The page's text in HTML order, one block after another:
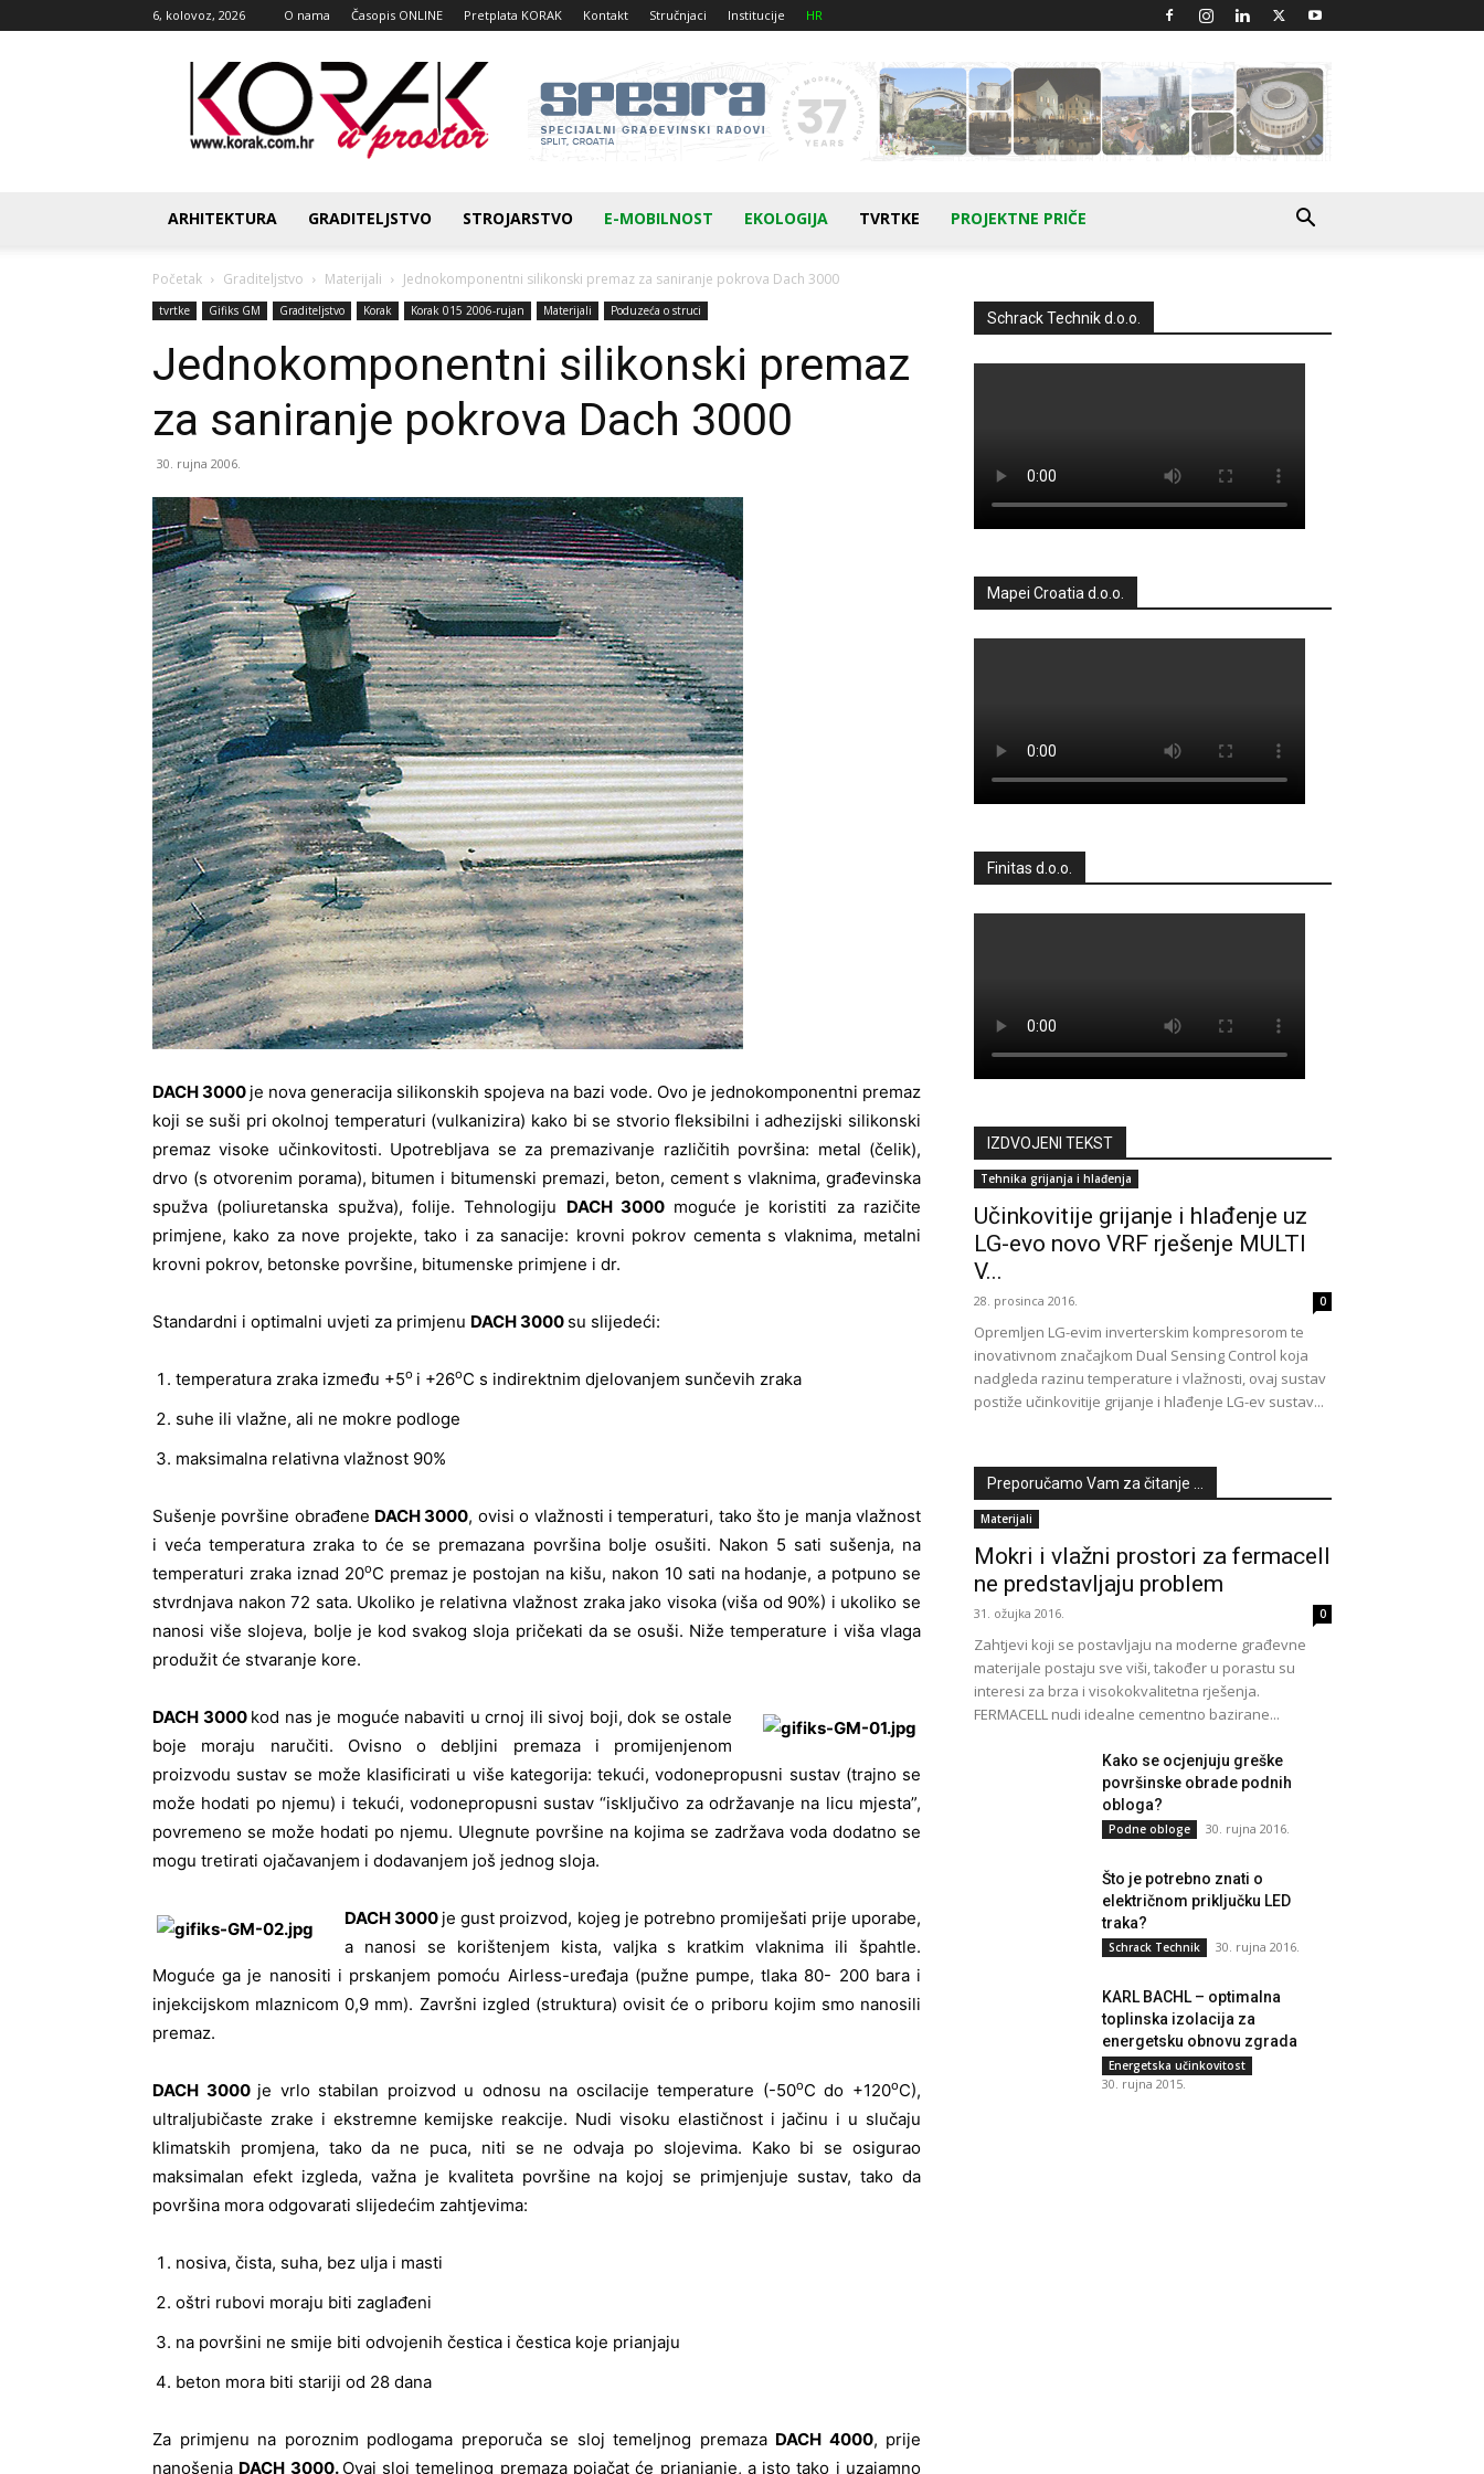
6, kolovoz, 2026 O nama Časopis ONLINE Pretplata KORAK Kontakt Stručnjaci Institucije HR
Korak
u
prostor
ARHITEKTURA GRADITELJSTVO STROJARSTVO E-MOBILNOST EKOLOGIJA TVRTKE PROJEKTNE PRIČE
Početak Graditeljstvo Materijali Jednokomponentni silikonski premaz za saniranje pokrova Dach 3000
tvrtke Gifiks GM Graditeljstvo Korak Korak 015 2006-rujan Materijali Poduzeća o struci
Jednokomponentni silikonski premaz
za saniranje pokrova Dach 3000
30. rujna 2006.
DACH 3000 je nova generacija silikonskih spojeva na bazi vode. Ovo je jednokomponentni premaz
koji se suši pri okolnoj temperaturi (vulkanizira) kako bi se stvorio fleksibilni i adhezijski silikonski
premaz visoke učinkovitosti. Upotrebljava se za premazivanje različitih površina: metal (čelik),
drvo (s otvorenim porama), bitumen i bitumenski premazi, beton, cement s vlaknima, građevinska
spužva (poliuretanska spužva), folije. Tehnologiju DACH 3000 moguće je koristiti za razičite
primjene, kako za nove projekte, tako i za sanacije: krovni pokrov cementa s vlaknima, metalni
krovni pokrov, betonske površine, bitumenske primjene i dr.
Standardni i optimalni uvjeti za primjenu DACH 3000 su slijedeći:
temperatura zraka između +5o i +26oC s indirektnim djelovanjem sunčevih zraka
suhe ili vlažne, ali ne mokre podloge
maksimalna relativna vlažnost 90%
Sušenje površine obrađene DACH 3000, ovisi o vlažnosti i temperaturi, tako što je manja vlažnost
i veća temperatura zraka to će se premazana površina bolje osušiti. Nakon 5 sati sušenja, na
temperaturi zraka iznad 20oC premaz je postojan na kišu, nakon 10 sati na hodanje, a potpuno se
stvrdnjava nakon 72 sata. Ukoliko je relativna vlažnost zraka jako visoka (viša od 90%) i ukoliko se
nanosi više slojeva, bolje je kod svakog sloja pričekati da se osuši. Niže temperature i viša vlaga
produžit će stvaranje kore.
DACH 3000 kod nas je moguće nabaviti u crnoj ili sivoj boji, dok se ostale
boje moraju naručiti. Ovisno o debljini premaza i promijenjenom
proizvodu sustav se može klasificirati u više kategorija: tekući, vodonepropusni sustav (trajno se
može hodati po njemu) i tekući, vodonepropusni sustav “isključivo za održavanje na licu mjesta”,
povremeno se može hodati po njemu. Ulegnute površine na kojima se zadržava voda dodatno se
mogu tretirati ojačavanjem i dodavanjem još jednog sloja.
DACH 3000 je gust proizvod, kojeg je potrebno promiješati prije uporabe,
a nanosi se korištenjem kista, valjka s kratkim vlaknima ili špahtle.
Moguće ga je nanositi i prskanjem pomoću Airless-uređaja (pužne pumpe, tlaka 80- 200 bara i
injekcijskom mlaznicom 0,9 mm). Završni izgled (struktura) ovisit će o priboru kojim smo nanosili
premaz.
DACH 3000 je vrlo stabilan proizvod u odnosu na oscilacije temperature (-50oC do +120oC),
ultraljubičaste zrake i ekstremne kemijske reakcije. Nudi visoku elastičnost i jačinu i u slučaju
klimatskih promjena, tako da ne puca, niti se ne odvaja po slojevima. Kako bi se osigurao
maksimalan efekt izgleda, važna je kvaliteta površine na kojoj se primjenjuje sustav, tako da
površina mora odgovarati slijedećim zahtjevima:
nosiva, čista, suha, bez ulja i masti
oštri rubovi moraju biti zaglađeni
na površini ne smije biti odvojenih čestica i čestica koje prianjaju
beton mora biti stariji od 28 dana
Za primjenu na poroznim podlogama preporuča se sloj temeljnog premaza DACH 4000, prije
nanošenja DACH 3000. Ovaj sloj temeljnog premaza pojačat će prianjanje, a isto tako i uzajamno
Schrack Technik d.o.o.
Mapei Croatia d.o.o.
Finitas d.o.o.
IZDVOJENI TEKST
Tehnika grijanja i hlađenja
Učinkovitije grijanje i hlađenje uz
LG-evo novo VRF rješenje MULTI
V...
28. prosinca 2016. 0
Opremljen LG-evim inverterskim kompresorom te
inovativnom značajkom Dual Sensing Control koja
nadgleda razinu temperature i vlažnosti, ovaj sustav
postiže učinkovitije grijanje i hlađenje LG-ev sustav...
Preporučamo Vam za čitanje ...
Materijali
Mokri i vlažni prostori za fermacell
ne predstavljaju problem
31. ožujka 2016. 0
Zahtjevi koji se postavljaju na moderne građevne
materijale postaju sve viši, također u porastu su
interesi za brza i visokokvalitetna rješenja.
FERMACELL nudi idealne cementno bazirane...
Kako se ocjenjuju greške
površinske obrade podnih
obloga?
Podne obloge 30. rujna 2016.
Što je potrebno znati o
električnom priključku LED
traka?
Schrack Technik 30. rujna 2016.
KARL BACHL – optimalna
toplinska izolacija za
energetsku obnovu zgrada
Energetska učinkovitost
30. rujna 2015.